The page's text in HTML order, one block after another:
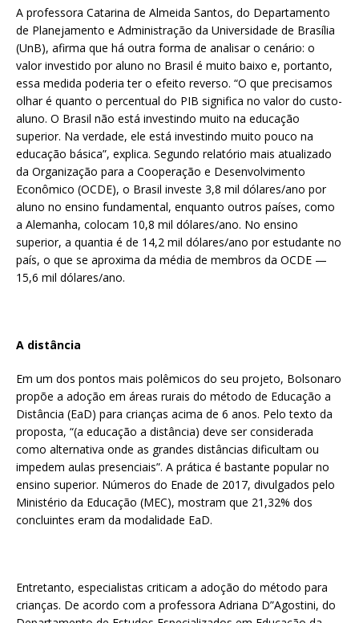
A professora Catarina de Almeida Santos, do Departamento
de Planejamento e Administração da Universidade de Brasília
(UnB), afirma que há outra forma de analisar o cenário: o
valor investido por aluno no Brasil é muito baixo e, portanto,
essa medida poderia ter o efeito reverso. “O que precisamos
olhar é quanto o percentual do PIB significa no valor do custo-
aluno. O Brasil não está investindo muito na educação
superior. Na verdade, ele está investindo muito pouco na
educação básica”, explica. Segundo relatório mais atualizado
da Organização para a Cooperação e Desenvolvimento
Econômico (OCDE), o Brasil investe 3,8 mil dólares/ano por
aluno no ensino fundamental, enquanto outros países, como
a Alemanha, colocam 10,8 mil dólares/ano. No ensino
superior, a quantia é de 14,2 mil dólares/ano por estudante no
país, o que se aproxima da média de membros da OCDE —
15,6 mil dólares/ano.
A distância
Em um dos pontos mais polêmicos do seu projeto, Bolsonaro
propõe a adoção em áreas rurais do método de Educação a
Distância (EaD) para crianças acima de 6 anos. Pelo texto da
proposta, “(a educação a distância) deve ser considerada
como alternativa onde as grandes distâncias dificultam ou
impedem aulas presenciais”. A prática é bastante popular no
ensino superior. Números do Enade de 2017, divulgados pelo
Ministério da Educação (MEC), mostram que 21,32% dos
concluintes eram da modalidade EaD.
Entretanto, especialistas criticam a adoção do método para
crianças. De acordo com a professora Adriana D”Agostini, do